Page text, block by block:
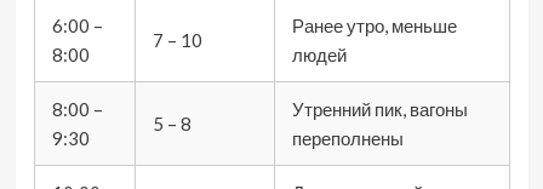
6:00 –
8:00
7 – 10
Ранее утро, меньше
людей
8:00 –
9:30
5 – 8
Утренний пик, вагоны
переполнены